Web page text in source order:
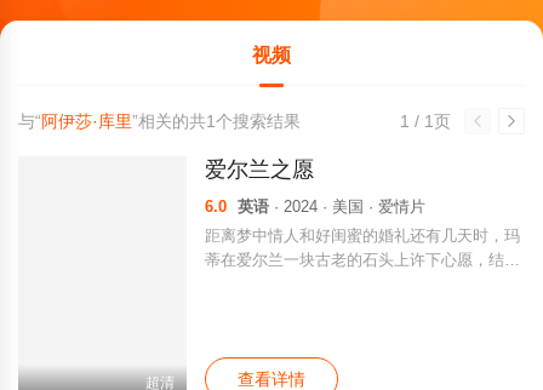
视频
1 / 1页
与“阿伊莎·库里”相关的共1个搜索结果
超清
爱尔兰之愿
6.0 英语 · 2024 · 美国 · 爱情片
距离梦中情人和好闺蜜的婚礼还有几天时，玛
蒂在爱尔兰一块古老的石头上许下心愿，结果
查看详情